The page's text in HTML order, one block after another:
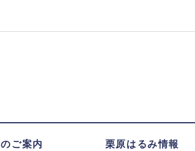
ご案内 栗原はるみ情報